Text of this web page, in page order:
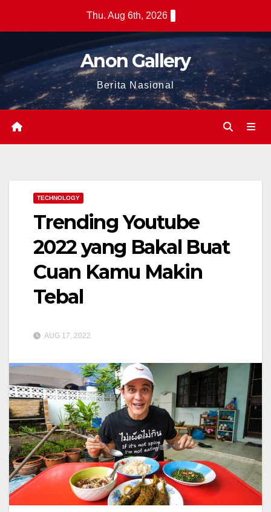
Thu. Aug 6th, 2026
Anon Gallery
Berita Nasional
TECHNOLOGY
Trending Youtube
2022 yang Bakal Buat
Cuan Kamu Makin
Tebal
AUG 17, 2022